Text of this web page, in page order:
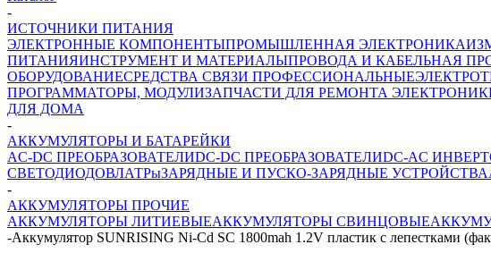
-
ИСТОЧНИКИ ПИТАНИЯ
ЭЛЕКТРОННЫЕ КОМПОНЕНТЫПРОМЫШЛЕННАЯ ЭЛЕКТРОНИКА
ПИТАНИЯИНСТРУМЕНТ И МАТЕРИАЛЫПРОВОДА И КАБЕЛЬНАЯ
ОБОРУДОВАНИЕСРЕДСТВА СВЯЗИ ПРОФЕССИОНАЛЬНЫЕ
ПРОГРАММАТОРЫ, МОДУЛИЗАПЧАСТИ ДЛЯ РЕМОНТА
ДЛЯ ДОМА
-
АККУМУЛЯТОРЫ И БАТАРЕЙКИ
AC-DC ПРЕОБРАЗОВАТЕЛИDC-DC ПРЕОБРАЗОВАТЕЛИDC-AC
СВЕТОДИОДОВЛАТРыЗАРЯДНЫЕ И ПУСКО-ЗАРЯДНЫЕ УСТРОЙСТВА
-
АККУМУЛЯТОРЫ ПРОЧИЕ
АККУМУЛЯТОРЫ ЛИТИЕВЫЕАККУМУЛЯТОРЫ СВИНЦОВЫЕ
-Аккумулятор SUNRISING Ni-Cd SC 1800mah 1.2V пластик с лепестками